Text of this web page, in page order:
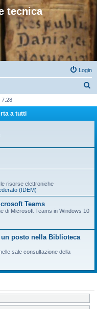
tecnica
Login
c
7:28
a tutti
risorse elettroniche
(IDEM)
Teams
di Microsoft Teams in Windows 10
posto nella Biblioteca
sale consultazione della